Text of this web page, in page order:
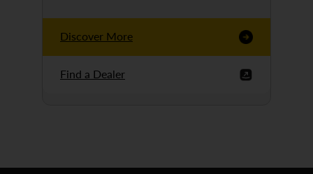
Discover More
Find a Dealer